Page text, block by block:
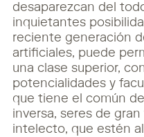
desaparezcan del
inquietantes
reciente generación
artificiales, puede
una clase superior,
potencialidades y
que tiene el común
inversa, seres de
intelecto, que estén